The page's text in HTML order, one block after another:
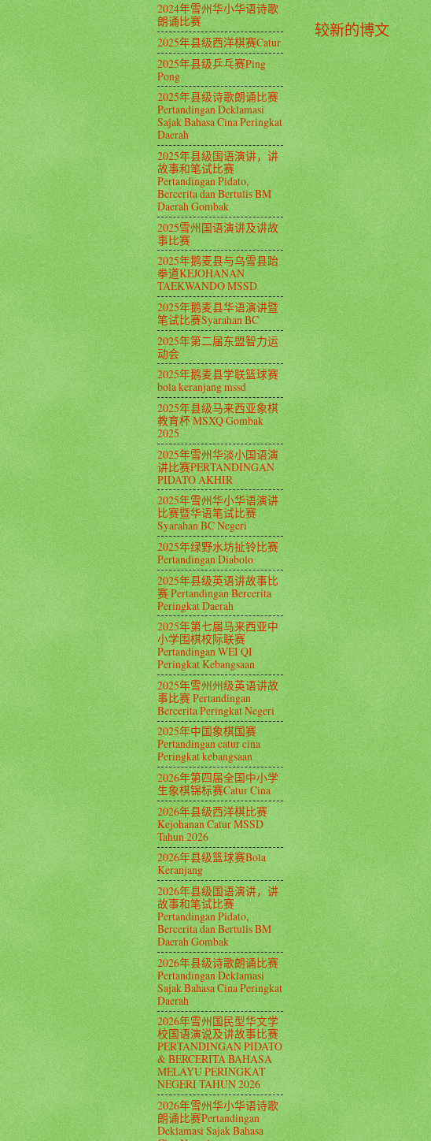
较新的博文
2024年雪州华小华语诗歌
朗诵比赛
2025年县级西洋棋赛Catur
2025年县级乒乓赛Ping
Pong
2025年县级诗歌朗诵比赛
Pertandingan Deklamasi
Sajak Bahasa Cina Peringkat
Daerah
2025年县级国语演讲，讲
故事和笔试比赛
Pertandingan Pidato,
Bercerita dan Bertulis BM
Daerah Gombak
2025雪州国语演讲及讲故
事比赛
2025年鹅麦县与乌雪县跆
拳道KEJOHANAN
TAEKWANDO MSSD
2025年鹅麦县华语演讲暨
笔试比赛Syarahan BC
2025年第二届东盟智力运
动会
2025年鹅麦县学联篮球赛
bola keranjang mssd
2025年县级马来西亚象棋
教育杯 MSXQ Gombak
2025
2025年雪州华淡小国语演
讲比赛PERTANDINGAN
PIDATO AKHIR
2025年雪州华小华语演讲
比赛暨华语笔试比赛
Syarahan BC Negeri
2025年绿野水坊扯铃比赛
Pertandingan Diabolo
2025年县级英语讲故事比
赛 Pertandingan Bercerita
Peringkat Daerah
2025年第七届马来西亚中
小学围棋校际联赛
Pertandingan WEI QI
Peringkat Kebangsaan
2025年雪州州级英语讲故
事比赛 Pertandingan
Bercerita Peringkat Negeri
2025年中国象棋国赛
Pertandingan catur cina
Peringkat kebangsaan
2026年第四届全国中小学
生象棋锦标赛Catur Cina
2026年县级西洋棋比赛
Kejohanan Catur MSSD
Tahun 2026
2026年县级篮球赛Bola
Keranjang
2026年县级国语演讲，讲
故事和笔试比赛
Pertandingan Pidato,
Bercerita dan Bertulis BM
Daerah Gombak
2026年县级诗歌朗诵比赛
Pertandingan Deklamasi
Sajak Bahasa Cina Peringkat
Daerah
2026年雪州国民型华文学
校国语演说及讲故事比赛
PERTANDINGAN PIDATO
& BERCERITA BAHASA
MELAYU PERINGKAT
NEGERI TAHUN 2026
2026年雪州华小华语诗歌
朗诵比赛Pertandingan
Deklamasi Sajak Bahasa